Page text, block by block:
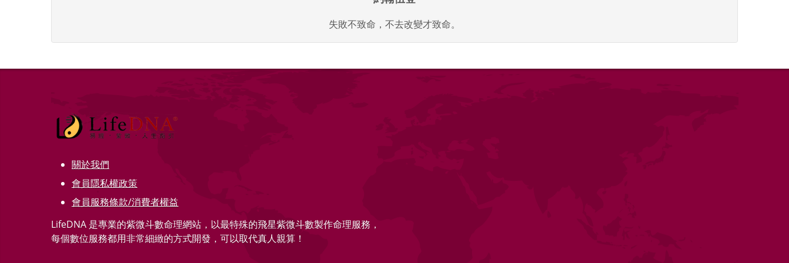
失敗不致命，不去改變才致命。
關於我們
會員隱私權政策
會員服務條款/消費者權益
LifeDNA 是專業的紫微斗數命理網站，以最特殊的飛星紫微斗數製作命理服務，
每個數位服務都用非常細緻的方式開發，可以取代真人親算！